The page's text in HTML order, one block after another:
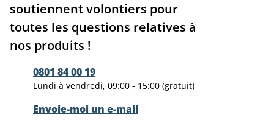
soutiennent volontiers pour
toutes les questions relatives à
nos produits !
0801 84 00 19
Lundi à vendredi, 09:00 - 15:00 (gratuit)
Envoie-moi un e-mail